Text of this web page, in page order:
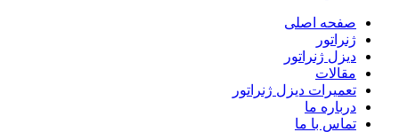
صفحه اصلی
ژنراتور
دیزل ژنراتور
مقالات
تعمیرات دیزل ژنراتور
درباره ما
تماس با ما